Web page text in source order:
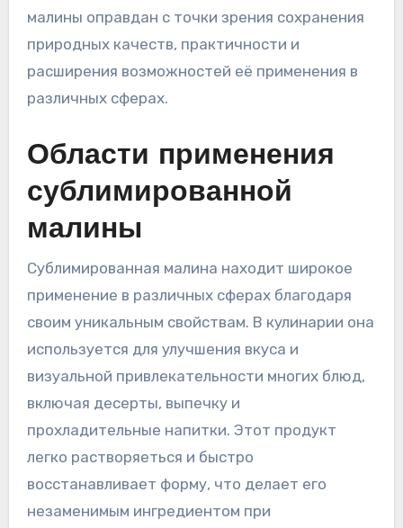
малины оправдан с точки зрения сохранения
природных качеств, практичности и
расширения возможностей её применения в
различных сферах.
Области применения
сублимированной
малины
Сублимированная малина находит широкое
применение в различных сферах благодаря
своим уникальным свойствам. В кулинарии она
используется для улучшения вкуса и
визуальной привлекательности многих блюд,
включая десерты, выпечку и
прохладительные напитки. Этот продукт
легко растворяеться и быстро
восстанавливает форму, что делает его
незаменимым ингредиентом при